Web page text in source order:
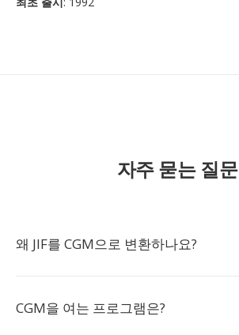
자주 묻는 질문
왜 JIF를 CGM으로 변환하나요?
CGM을 여는 프로그램은?